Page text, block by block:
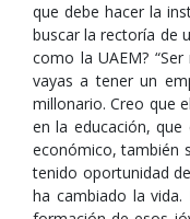
que debe hacer la
buscar la rectoría de
como la UAEM?
vayas a tener un
millonario. Creo que
en la educación,
económico, también
tenido oportunidad
ha cambiado la